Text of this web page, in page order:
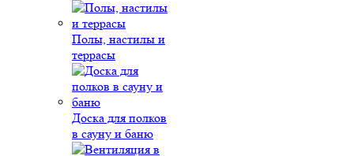
Полы, настилы и
террасы
Доска для полков
в сауну и баню